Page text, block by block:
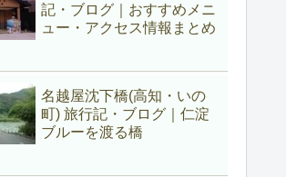
記・ブログ｜おすすめメニ
ュー・アクセス情報まとめ
名越屋沈下橋(高知・いの
町) 旅行記・ブログ｜仁淀
ブルーを渡る橋